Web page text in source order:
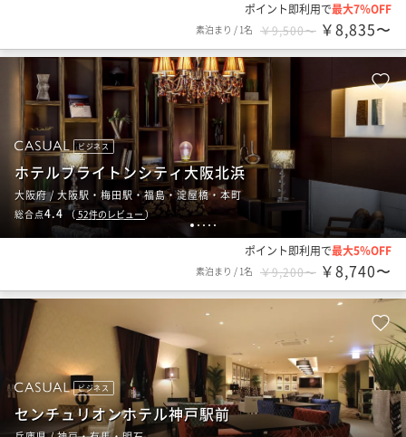
ポイント即利用で最大7％OFF
素泊まり / 1名 ￥9,500〜 ￥8,835〜
1 2 3 4 5
ビジネス
ホテルブライトンシティ大阪北浜
大阪府 / 大阪駅・梅田駅・福島・淀屋橋・本町
総合点4.4 （52件のレビュー ）
ポイント即利用で最大5％OFF
素泊まり / 1名 ￥9,200〜 ￥8,740〜
ビジネス
センチュリオンホテル神戸駅前